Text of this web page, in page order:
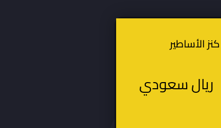
الأساطير
ريال سعودي